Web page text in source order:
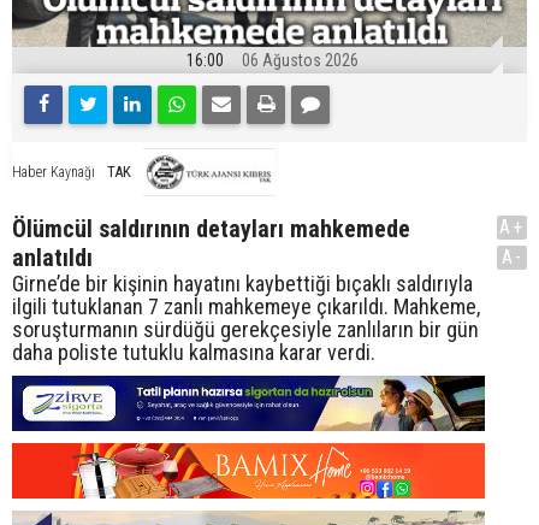
16:00 06 Ağustos 2026
Haber Kaynağı TAK
Ölümcül saldırının detayları mahkemede
anlatıldı
Girne’de bir kişinin hayatını kaybettiği bıçaklı saldırıyla
ilgili tutuklanan 7 zanlı mahkemeye çıkarıldı. Mahkeme,
soruşturmanın sürdüğü gerekçesiyle zanlıların bir gün
daha poliste tutuklu kalmasına karar verdi.
A+
A-